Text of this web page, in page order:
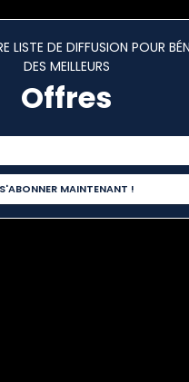
LISTE DE DIFFUSION POUR
DES MEILLEURS
Offres